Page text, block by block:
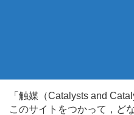
「触媒（Catalysts and
このサイトをつかって，ど